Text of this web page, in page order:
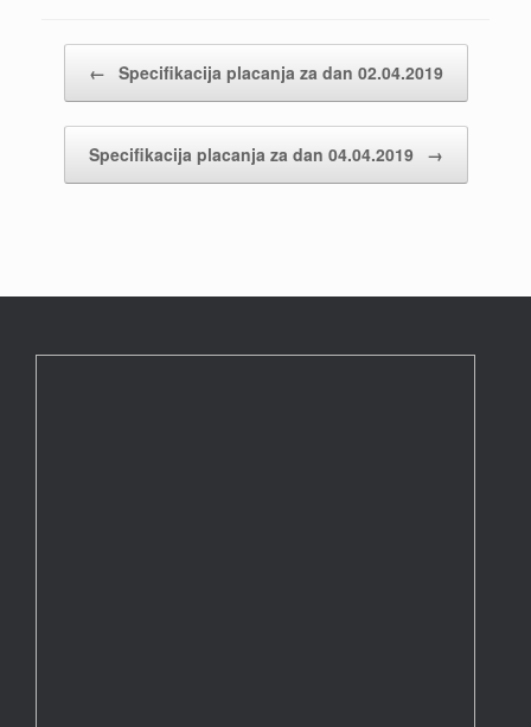
← Specifikacija placanja za dan 02.04.2019
Specifikacija placanja za dan 04.04.2019 →